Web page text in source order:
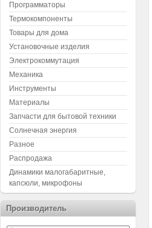
Программаторы
Термокомпоненты
Товары для дома
Установочные изделия
Электрокоммутация
Механика
Инструменты
Материалы
Запчасти для бытовой техники
Солнечная энергия
Разное
Распродажа
Динамики малогабаритные,
капсюли, микрофоны
Производитель